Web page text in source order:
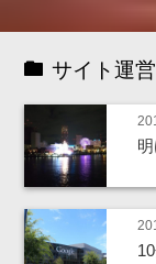
サイト運営